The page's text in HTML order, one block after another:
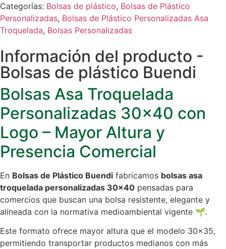
Categorías: Bolsas de plástico, Bolsas de Plástico
Personalizadas, Bolsas de Plástico Personalizadas Asa
Troquelada, Bolsas Personalizadas
Información del producto -
Bolsas de plástico Buendi
Bolsas Asa Troquelada
Personalizadas 30×40 con
Logo – Mayor Altura y
Presencia Comercial
En Bolsas de Plástico Buendi fabricamos bolsas asa
troquelada personalizadas 30×40 pensadas para
comercios que buscan una bolsa resistente, elegante y
alineada con la normativa medioambiental vigente 🌱.
Este formato ofrece mayor altura que el modelo 30×35,
permitiendo transportar productos medianos con más